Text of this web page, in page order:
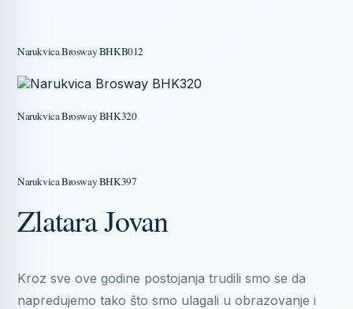
Narukvica Brosway BHKB012
Narukvica Brosway BHK320
Narukvica Brosway BHK397
Zlatara Jovan
Kroz sve ove godine postojanja trudili smo se da
napredujemo tako što smo ulagali u obrazovanje i